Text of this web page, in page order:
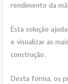
rendimento da
Esta solução
e visualizar as
construção.
Desta forma, os